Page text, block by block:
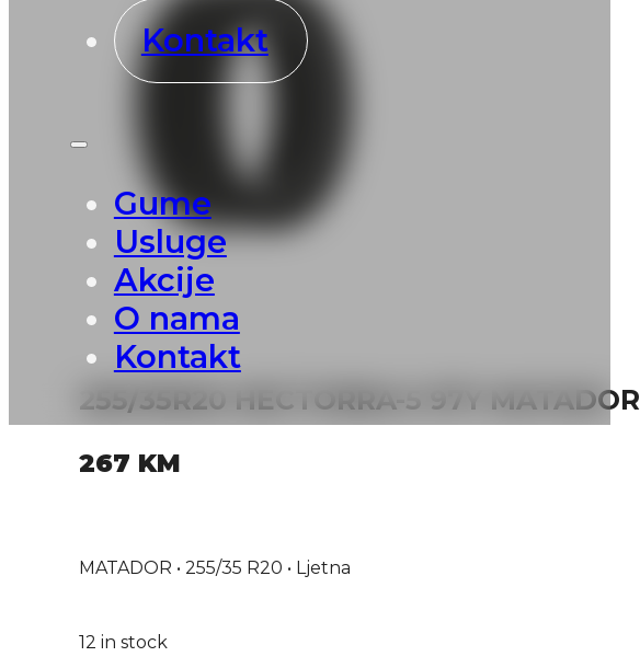
Kontakt
Gume
Usluge
Akcije
O nama
Kontakt
255/35R20 HECTORRA-5 97Y MATADOR
267 KM
MATADOR • 255/35 R20 • Ljetna
12 in stock